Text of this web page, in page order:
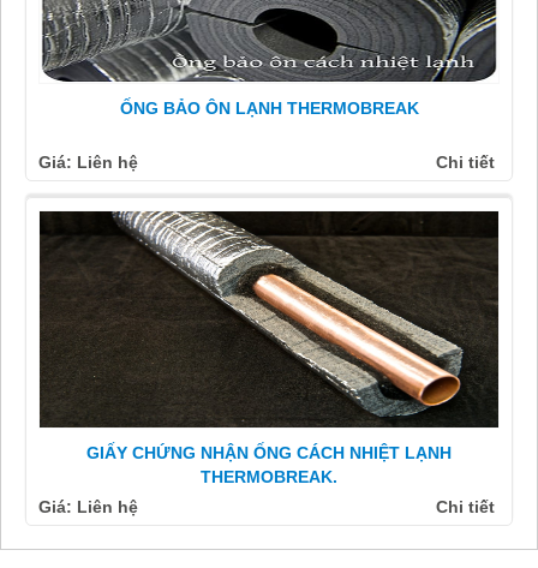
ỐNG BẢO ÔN LẠNH THERMOBREAK
Giá: Liên hệ Chi tiết
GIẤY CHỨNG NHẬN ỐNG CÁCH NHIỆT LẠNH
THERMOBREAK.
Giá: Liên hệ
Chi tiết